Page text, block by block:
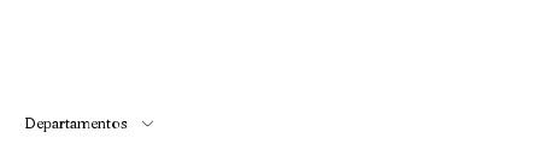
Departamentos